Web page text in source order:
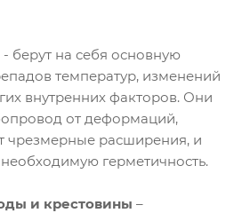
- берут на себя основную
температур, изменений
внутренних факторов. Они
от деформаций,
чрезмерные расширения, и
герметичность.
и крестовины –